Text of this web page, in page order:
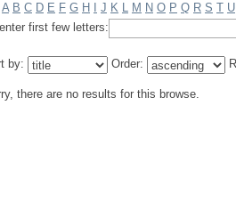
A B C D E F G H J K L M N O P Q R S T U
first few letters:
by: Order:
there are no results for this browse.